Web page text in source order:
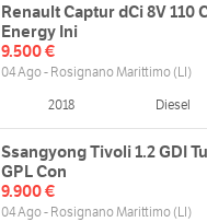
Renault Captur dCi 8V 110
Energy Ini
9.500 €
04 Ago - Rosignano Marittimo (LI)
2018 Diesel
Ssangyong Tivoli 1.2 GDI
GPL Con
9.900 €
04 Ago - Rosignano Marittimo (LI)